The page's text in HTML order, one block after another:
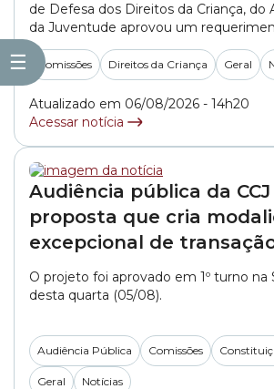
☰
de Defesa dos Direitos da Criança, do
da Juventude aprovou um
informações aos Conselhos Tutelares
Paulo sobre como são realizados os
os encaminhamentos de denúncias
profissionais da educação. O
Comissões Direitos da Criança Geral
Atualizado em 06/08/2026 - 14h20
Acessar notícia
Audiência pública da
proposta que cria
excepcional de
O projeto foi aprovado em 1º turno na
desta quarta (05/08).
Audiência Pública Comissões
Geral Notícias